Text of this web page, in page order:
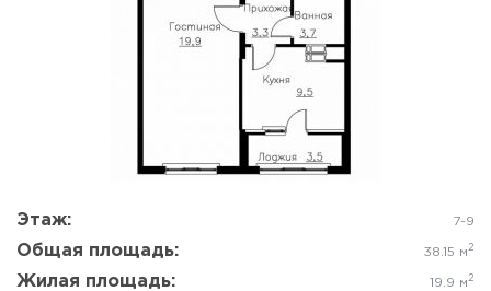
Этаж: 7-9
Общая площадь: 38.15 м 2
Жилая площадь: 19.9 м 2